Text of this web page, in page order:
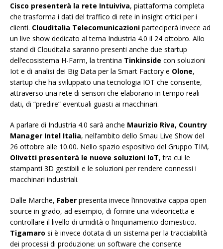
Cisco presenterà la rete Intuiviva, piattaforma completa
che trasforma i dati del traffico di rete in insight critici per i
clienti. Clouditalia Telecomunicazioni parteciperà invece ad
un live show dedicato al tema Industria 4.0 il 24 ottobro. Allo
stand di Clouditalia saranno presenti anche due startup
dell’ecosistema H-Farm, la trentina Tinkinside con soluzioni
Iot e di analisi dei Big Data per la Smart Factory e Olone,
startup che ha sviluppato una tecnologia IOT che consente,
attraverso una rete di sensori che elaborano in tempo reali
dati, di “predire” eventuali guasti ai macchinari.
A parlare di Industria 4.0 sarà anche Maurizio Riva, Country
Manager Intel Italia, nell’ambito dello Smau Live Show del
26 ottobre alle 10.00. Nello spazio espositivo del Gruppo TIM,
Olivetti presenterà le nuove soluzioni IoT, tra cui le
stampanti 3D gestibili e le soluzioni per rendere connessi i
macchinari industriali.
Dalle Marche, Faber presenta invece l’innovativa cappa open
source in grado, ad esempio, di fornire una videoricetta e
controllare il livello di umidità o l’inquinamento domestico.
Tigamaro si è invece dotata di un sistema per la tracciabilità
dei processi di produzione: un software che consente